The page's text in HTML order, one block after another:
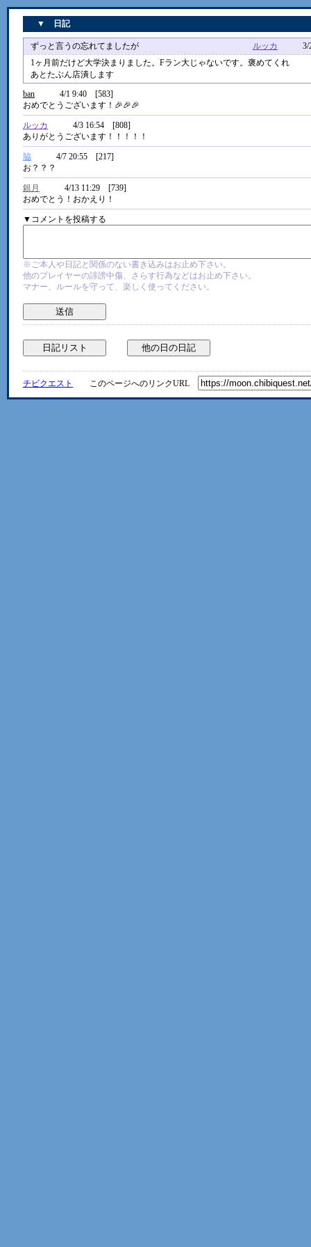
▼ 日記
ずっと言うの忘れてましたが ルッカ
3/24
1ヶ月前だけど大学決まりました。Fラン大じゃないです。褒めてくれ
あとたぶん店潰します
ban
4/1 9:40 [583]
おめでとうございます！🎉🎉🎉
ルッカ
4/3 16:54 [808]
ありがとうございます！！！！！
脇
4/7 20:55 [217]
お？？？
銀月
4/13 11:29 [739]
おめでとう！おかえり！
▼コメントを投稿する
※ご本人や日記と関係のない書き込みはお止め下さい。
他のプレイヤーの誹謗中傷、さらす行為などはお止め下さい。
マナー、ルールを守って、楽しく使ってください。
チビクエスト このページへのリンクURL